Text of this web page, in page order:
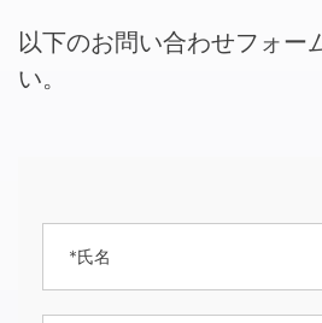
以下のお問い合わせフォー
い。
*氏名